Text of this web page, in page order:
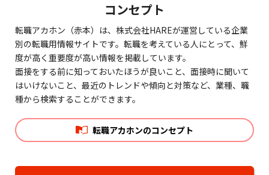
コンセプト
転職アカホン（赤本）は、株式会社HAREが運営している企業
別の転職用情報サイトです。転職を考えている人にとって、鮮
度が高く重要度が高い情報を掲載しています。
面接をする前に知っておいたほうが良いこと、面接時に聞いて
はいけないこと、最近のトレンドや傾向と対策など、業種、職
種から検索することができます。
転職アカホンのコンセプト